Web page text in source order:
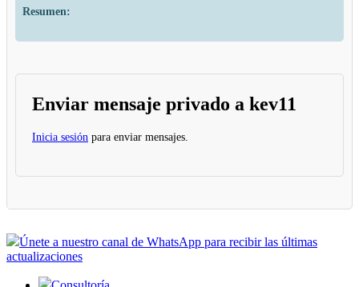
Resumen:
Enviar mensaje privado a kev11
Inicia sesión para enviar mensajes.
Únete a nuestro canal de WhatsApp para recibir las últimas
actualizaciones